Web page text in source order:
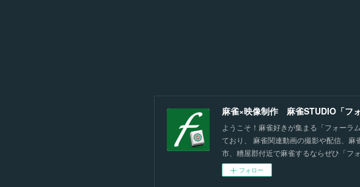
麻雀×映像制作 麻雀STUDIO「フ
ようこそ！麻雀好きが集まる「フォーラ
ており、 麻雀関連動画の撮影や配信、
市、糟屋郡付近で麻雀するならぜひ「フォ
フォロー